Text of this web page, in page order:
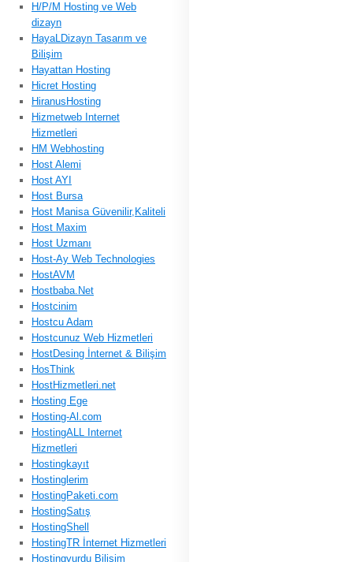
H/P/M Hosting ve Web
dizayn
HayaLDizayn Tasarım ve
Bilişim
Hayattan Hosting
Hicret Hosting
HiranusHosting
Hizmetweb Internet
Hizmetleri
HM Webhosting
Host Alemi
Host AYI
Host Bursa
Host Manisa Güvenilir,Kaliteli
Host Maxim
Host Uzmanı
Host-Ay Web Technologies
HostAVM
Hostbaba.Net
Hostcinim
Hostcu Adam
Hostcunuz Web Hizmetleri
HostDesing İnternet & Bilişim
HosThink
HostHizmetleri.net
Hosting Ege
Hosting-Al.com
HostingALL Internet
Hizmetleri
Hostingkayıt
Hostinglerim
HostingPaketi.com
HostingSatış
HostingShell
HostingTR İnternet Hizmetleri
Hostingyurdu Bilişim